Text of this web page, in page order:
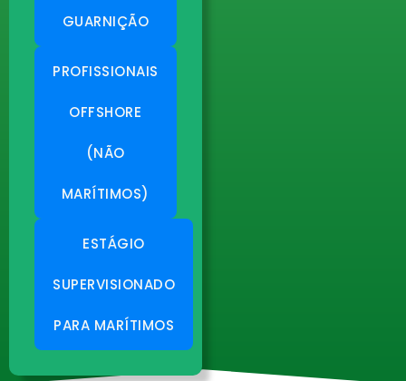
GUARNIÇÃO
PROFISSIONAIS
OFFSHORE
(NÃO
MARÍTIMOS)
ESTÁGIO
SUPERVISIONADO
PARA MARÍTIMOS